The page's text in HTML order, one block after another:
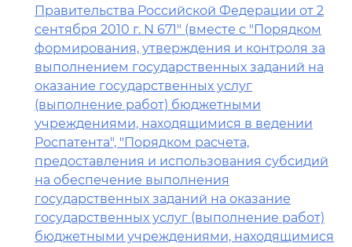
Правительства Российской Федерации от 2
сентября 2010 г. N 671" (вместе с "Порядком
формирования, утверждения и контроля за
выполнением государственных заданий на
оказание государственных услуг
(выполнение работ) бюджетными
учреждениями, находящимися в ведении
Роспатента", "Порядком расчета,
предоставления и использования субсидий
на обеспечение выполнения
государственных заданий на оказание
государственных услуг (выполнение работ)
бюджетными учреждениями, находящимися